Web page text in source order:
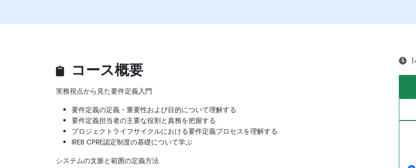
コース概要
実務視点から見た要件定義入門
要件定義の定義・重要性および目的について理解する
要件定義担当者の主要な役割と責務を把握する
プロジェクトライフサイクルにおける要件定義プロセスを理解する
IREB CPRE認定制度の基礎について学ぶ
システムの文脈と範囲の定義方法